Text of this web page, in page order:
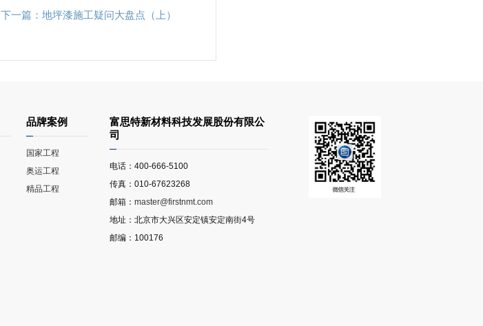
下一篇：地坪漆施工疑问大盘点（上）
品牌案例
国家工程
奥运工程
精品工程
富思特新材料科技发展股份有限公
司
电话：400-666-5100
传真：010-67623268
邮箱： master@firstnmt.com
地址：北京市大兴区安定镇安定南街4号
邮编：100176